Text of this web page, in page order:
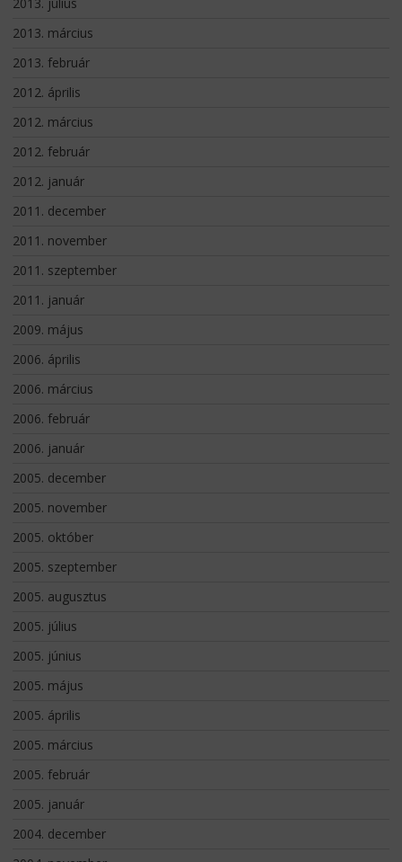
2013. március
2013. február
2012. április
2012. március
2012. február
2012. január
2011. december
2011. november
2011. szeptember
2011. január
2009. május
2006. április
2006. március
2006. február
2006. január
2005. december
2005. november
2005. október
2005. szeptember
2005. augusztus
2005. július
2005. június
2005. május
2005. április
2005. március
2005. február
2005. január
2004. december